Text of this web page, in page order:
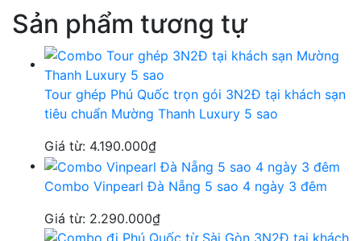
Sản phẩm tương tự
Tour ghép Phú Quốc trọn gói 3N2Đ tại khách sạn
tiêu chuẩn Mường Thanh Luxury 5 sao
Giá từ: 4.190.000₫
Combo Vinpearl Đà Nẵng 5 sao 4 ngày 3 đêm
Giá từ: 2.290.000₫